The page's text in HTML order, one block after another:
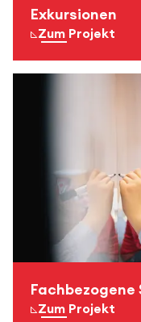
Exkursionen
Zum Projekt
Zum Projekt